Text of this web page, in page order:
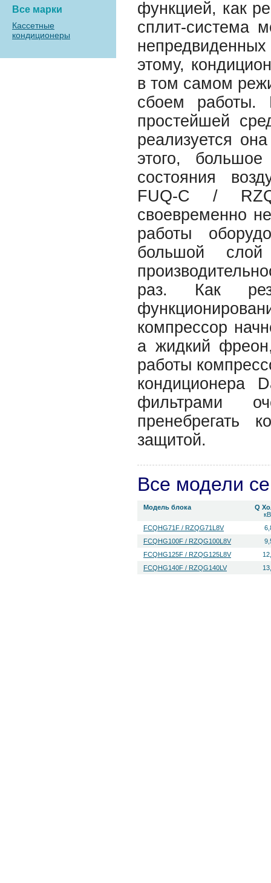
Все марки
Кассетные
кондиционеры
функцией, как
сплит-система
этому,
в том самом
сбоем работы.
простейшей
реализуется
этого,
состояния
FUQ-C /
своевременно
работы
большой
раз. Как
компрессор
а жидкий
работы
кондиционера
фильтрами
пренебрегать
защитой.
Все модели
Модель блока
Q
FCQHG71F / RZQG71L8V
FCQHG100F / RZQG100L8V
FCQHG125F / RZQG125L8V
FCQHG140F / RZQG140LV